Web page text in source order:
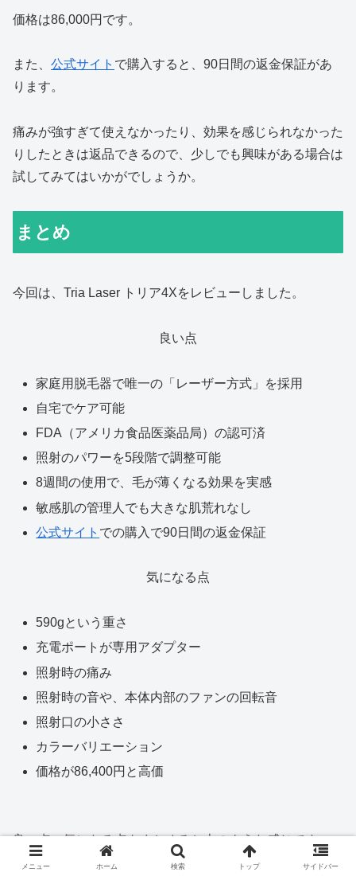
価格は86,000円です。
また、 公式サイト で購入すると、90日間の返金保証があ
ります。
痛みが強すぎて使えなかったり、効果を感じられなかった
りしたときは返品できるので、少しでも興味がある場合は
試してみてはいかがでしょうか。
まとめ
今回は、Tria Laser トリア4Xをレビューしました。
良い点
家庭用脱毛器で唯一の「レーザー方式」を採用
自宅でケア可能
FDA（アメリカ食品医薬品局）の認可済
照射のパワーを5段階で調整可能
8週間の使用で、毛が薄くなる効果を実感
敏感肌の管理人でも大きな肌荒れなし
公式サイト での購入で90日間の返金保証
気になる点
590gという重さ
充電ポートが専用アダプター
照射時の痛み
照射時の音や、本体内部のファンの回転音
照射口の小ささ
カラーバリエーション
価格が86,400円と高価
良い点・気になる点をまとめると上のような感じです。
メニュー ホーム 検索 トップ サイドバー